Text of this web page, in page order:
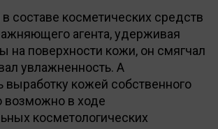
составе косметических средств
агента, удерживая
на поверхности кожи, он смягчал
увлажненность. А
выработку кожей собственного
возможно в ходе
косметологических